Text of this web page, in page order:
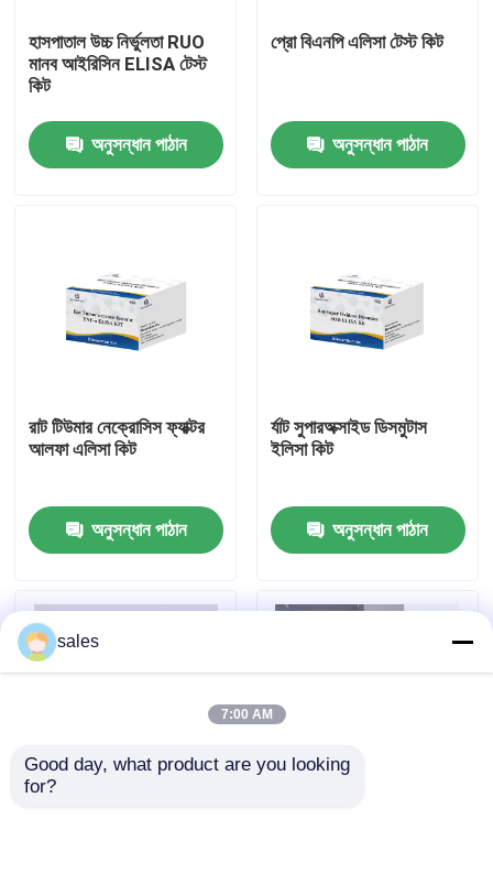
মান নিয়ন্ত্রণ
আমাদের সাথে যোগাযোগ করুন
খবর
হাসপাতাল উচ্চ নির্ভুলতা RUO
মানব আইরিসিন ELISA টেস্ট
কিট
অনুসন্ধান পাঠান
প্রো বিএনপি এলিসা টেস্ট কিট
অনুসন্ধান পাঠান
রাট টিউমার নেক্রোসিস ফ্যাক্টর
আলফা এলিসা কিট
অনুসন্ধান পাঠান
র্যাট সুপারঅক্সাইড ডিসমুটাস
ইলিসা কিট
অনুসন্ধান পাঠান
sales
7:00 AM
Good day, what product are you looking
for?